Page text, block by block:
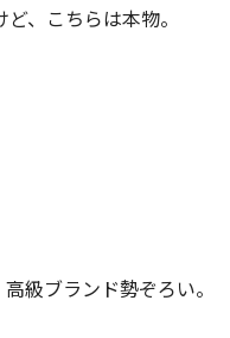
、こちらは本物。
級ブランド勢ぞろい。